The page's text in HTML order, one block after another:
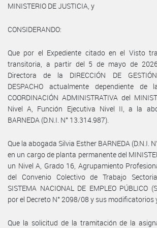
MINISTERIO DE JUSTICIA, y
CONSIDERANDO:
Que por el Expediente citado en el Visto
transitoria, a partir del 5 de mayo de
Directora de la DIRECCIÓN DE
DESPACHO actualmente dependiente de
COORDINACIÓN ADMINISTRATIVA del
Nivel A, Función Ejecutiva Nivel II, a la
BARNEDA (D.N.I. N° 13.314.987).
Que la abogada Silvia Esther BARNEDA (D.N.I.
en un cargo de planta permanente del
un Nivel A, Grado 16, Agrupamiento
del Convenio Colectivo de Trabajo
SISTEMA NACIONAL DE EMPLEO PÚBLICO
por el Decreto N° 2098/08 y sus modificatorios
Que la solicitud de la tramitación de la